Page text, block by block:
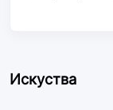
Искуства